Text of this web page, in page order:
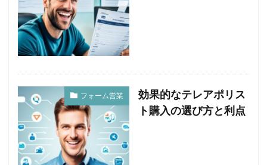
フォーム営業
効果的なテレアポリス
ト購入の選び方と利点